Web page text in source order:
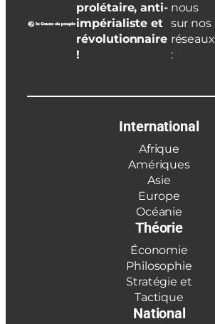
prolétaire, anti-
impérialiste et
révolutionnaire
!
nous
sur nos
réseaux
:
International
Afrique
Amériques
Asie
Europe
Océanie
Théorie
Économie
Philosophie
Stratégie et
Tactique
National